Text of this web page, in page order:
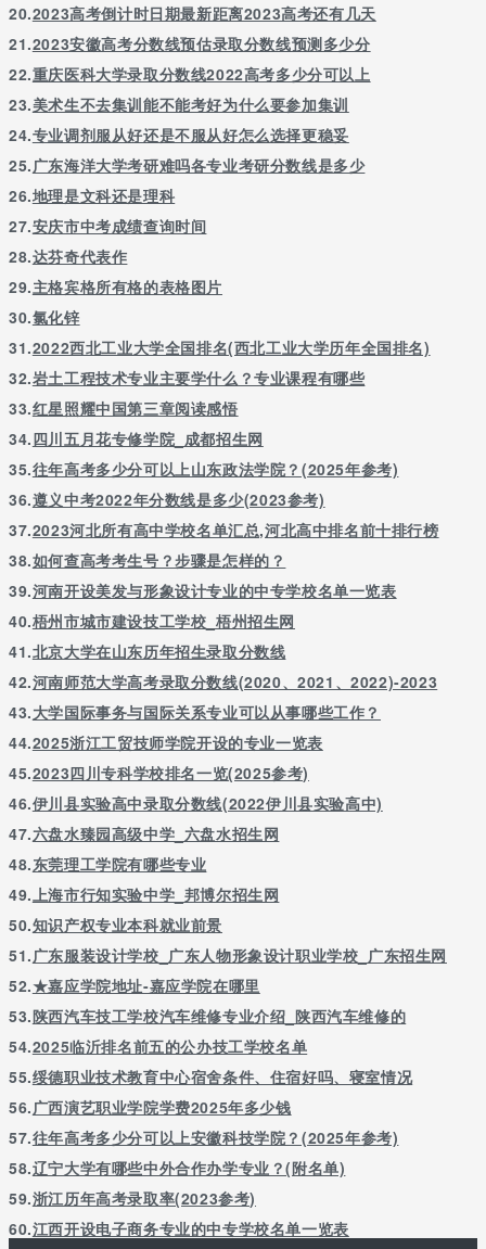
20.2023高考倒计时日期最新距离2023高考还有几天
21.2023安徽高考分数线预估录取分数线预测多少分
22.重庆医科大学录取分数线2022高考多少分可以上
23.美术生不去集训能不能考好为什么要参加集训
24.专业调剂服从好还是不服从好怎么选择更稳妥
25.广东海洋大学考研难吗各专业考研分数线是多少
26.地理是文科还是理科
27.安庆市中考成绩查询时间
28.达芬奇代表作
29.主格宾格所有格的表格图片
30.氯化锌
31.2022西北工业大学全国排名(西北工业大学历年全国排名)
32.岩土工程技术专业主要学什么？专业课程有哪些
33.红星照耀中国第三章阅读感悟
34.四川五月花专修学院_成都招生网
35.往年高考多少分可以上山东政法学院？(2025年参考)
36.遵义中考2022年分数线是多少(2023参考)
37.2023河北所有高中学校名单汇总,河北高中排名前十排行榜
38.如何查高考考生号？步骤是怎样的？
39.河南开设美发与形象设计专业的中专学校名单一览表
40.梧州市城市建设技工学校_梧州招生网
41.北京大学在山东历年招生录取分数线
42.河南师范大学高考录取分数线(2020、2021、2022)-2023
43.大学国际事务与国际关系专业可以从事哪些工作？
44.2025浙江工贸技师学院开设的专业一览表
45.2023四川专科学校排名一览(2025参考)
46.伊川县实验高中录取分数线(2022伊川县实验高中)
47.六盘水臻园高级中学_六盘水招生网
48.东莞理工学院有哪些专业
49. 上海市行知实验中学_邦博尔招生网
50.知识产权专业本科就业前景
51.广东服装设计学校_广东人物形象设计职业学校_广东招生网
52.★嘉应学院地址-嘉应学院在哪里
53.陕西汽车技工学校汽车维修专业介绍_陕西汽车维修的
54.2025临沂排名前五的公办技工学校名单
55.绥德职业技术教育中心宿舍条件、住宿好吗、寝室情况
56.广西演艺职业学院学费2025年多少钱
57.往年高考多少分可以上安徽科技学院？(2025年参考)
58.辽宁大学有哪些中外合作办学专业？(附名单)
59.浙江历年高考录取率(2023参考)
60.江西开设电子商务专业的中专学校名单一览表